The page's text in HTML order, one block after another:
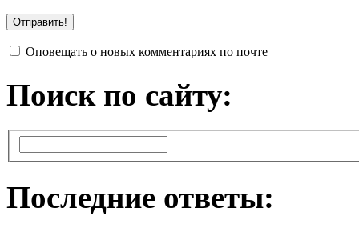
Оповещать о новых комментариях по почте
Поиск по сайту:
Последние ответы: